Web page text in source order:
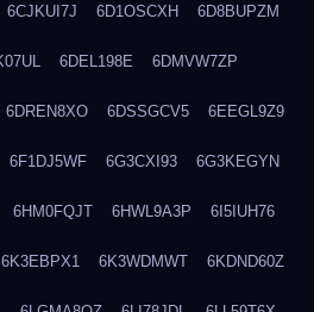
6CJKUI7J 6D1OSCXH 6D8BUPZM
6DEL198E 6DMVW7ZP
6DREN8XO 6DSSGCV5 6EEGL9Z9
6F1DJ5WF 6G3CXI93 6G3KEGYN
6HM0FQJT 6HWL9A3P 6I5IUH76
6K3EBPX1 6K3WDMWT 6KDND60Z